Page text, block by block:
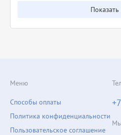
Меню
Способы оплаты
Политика конфиденциальности
Пользовательское соглашение